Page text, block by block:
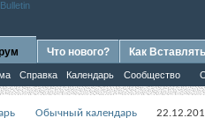
Справка Календарь Сообщество
Что нового? Как
Обычный календарь